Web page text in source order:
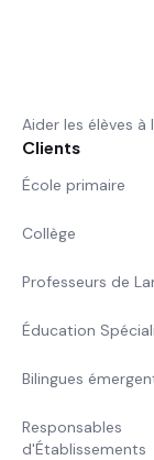
Aider les élèves
Clients
École primaire
Collège
Professeurs de
Éducation
Bilingues
Responsables
d'Établissements